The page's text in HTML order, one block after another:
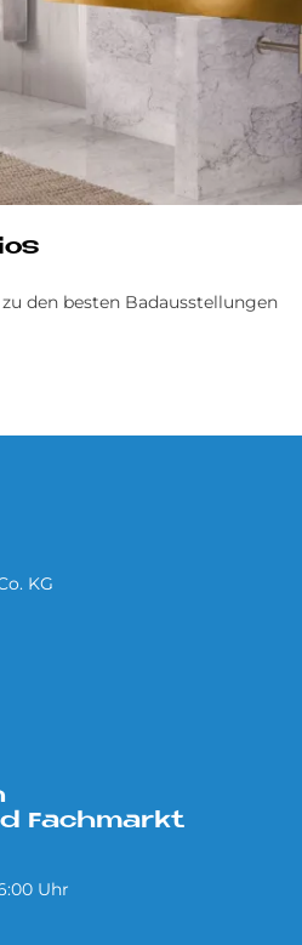
den besten Badausstellungen
KG
Fachmarkt
Uhr